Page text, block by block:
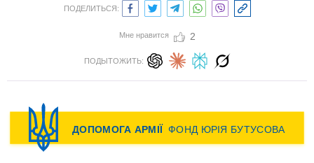
ПОДЕЛИТЬСЯ:
Мне нравится 2
ПОДЫТОЖИТЬ: